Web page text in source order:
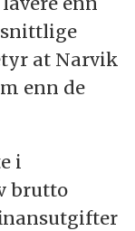
at Narvik
enn de
i
brutto